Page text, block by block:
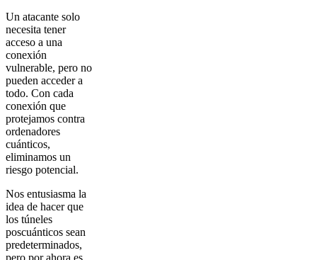
Un atacante solo
necesita tener
acceso a una
conexión
vulnerable, pero no
pueden acceder a
todo. Con cada
conexión que
protejamos contra
ordenadores
cuánticos,
eliminamos un
riesgo potencial.
Nos entusiasma la
idea de hacer que
los túneles
poscuánticos sean
predeterminados,